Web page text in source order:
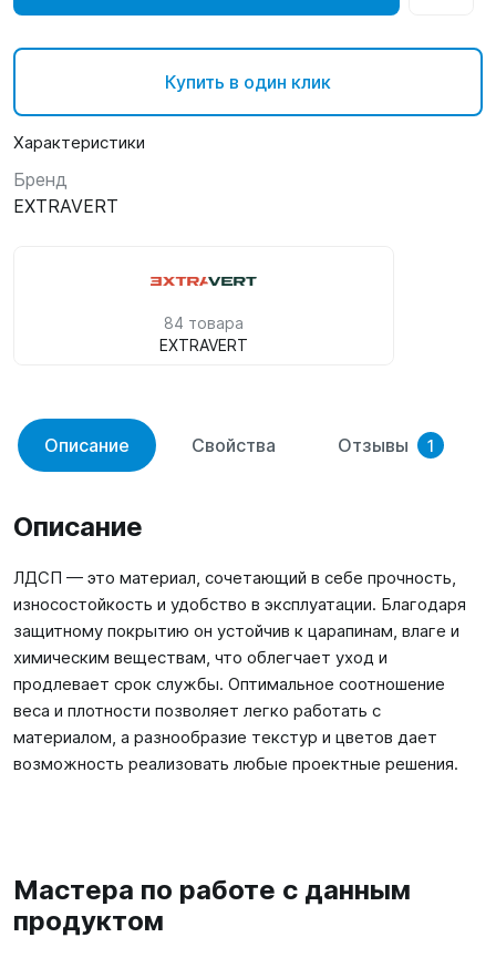
Купить в один клик
Характеристики
Бренд
EXTRAVERT
84 товара
EXTRAVERT
Описание Свойства Отзывы 1
Описание
ЛДСП — это материал, сочетающий в себе прочность,
износостойкость и удобство в эксплуатации. Благодаря
защитному покрытию он устойчив к царапинам, влаге и
химическим веществам, что облегчает уход и
продлевает срок службы. Оптимальное соотношение
веса и плотности позволяет легко работать с
материалом, а разнообразие текстур и цветов дает
возможность реализовать любые проектные решения.
Мастера по работе с данным
продуктом